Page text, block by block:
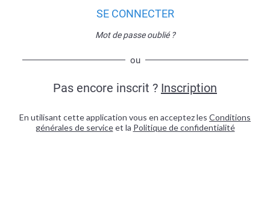
SE CONNECTER
Mot de passe oublié ?
ou
Pas encore inscrit ? Inscription
En utilisant cette application vous en acceptez les Conditions
générales de serviceet la Politique de confidentialité